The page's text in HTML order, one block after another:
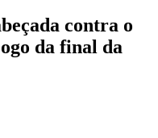
contra o
da final da